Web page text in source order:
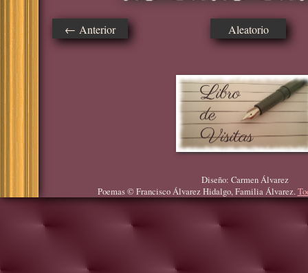
← Anterior Aleatorio
Diseño: Carmen Álvarez
Poemas © Francisco Álvarez Hidalgo, Familia Álvarez.